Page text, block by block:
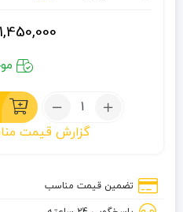
1,450,000
تعداد:
قاشق
کمپینگ
گزارش قیمت
تضمین قیمت مناسب